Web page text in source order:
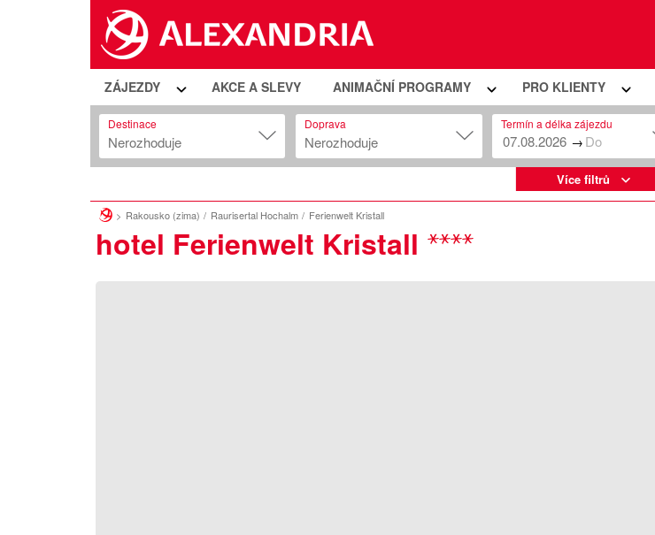
ZÁJEZDY AKCE A SLEVY ANIMAČNÍ PROGRAMY PRO KLIENTY
Destinace
Nerozhoduje
Doprava
Nerozhoduje
Termín a délka zájezdu
→
Více filtrů
Rakousko (zima) Raurisertal Hochalm Ferienwelt Kristall
hotel Ferienwelt Kristall